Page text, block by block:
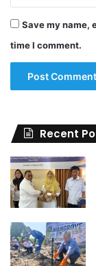
Save my name,
time I comment.
Recent